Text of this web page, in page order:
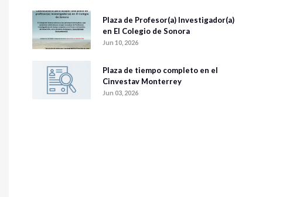
Plaza de Profesor(a) Investigador(a)
en El Colegio de Sonora
Jun 10, 2026
Plaza de tiempo completo en el
Cinvestav Monterrey
Jun 03, 2026